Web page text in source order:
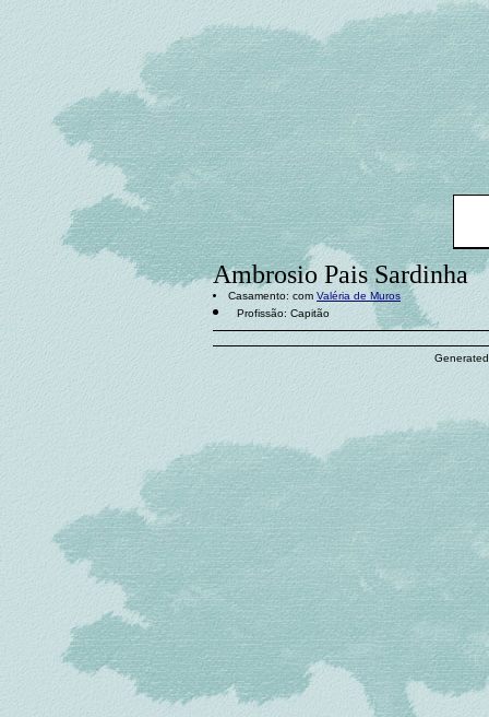
Ambrosio Pais Sardinha
Casamento: com Valéria de Muros
Profissão: Capitão